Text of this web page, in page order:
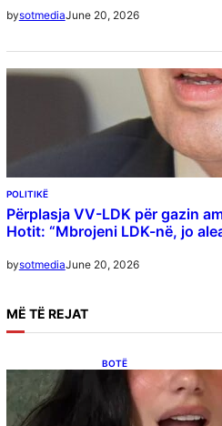
bysotmediaJune 20, 2026
POLITIKË
Përplasja VV-LDK për gazin
Hotit: “Mbrojeni LDK-në, jo
bysotmediaJune 20, 2026
MË TË REJAT
BOTË
Besnik Qaka
Dua Lipës: “Një
botërorë”